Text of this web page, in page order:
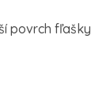
povrch fľašky